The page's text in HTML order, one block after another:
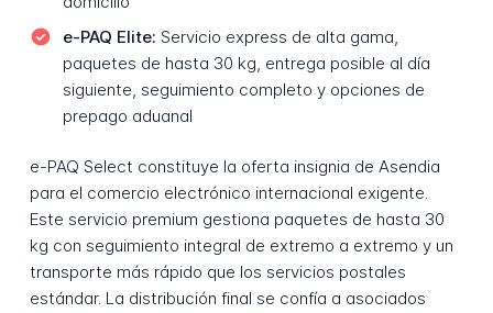
e-PAQ Elite: Servicio express de alta gama,
paquetes de hasta 30 kg, entrega posible al día
siguiente, seguimiento completo y opciones de
prepago aduanal
e-PAQ Select constituye la oferta insignia de Asendia
para el comercio electrónico internacional exigente.
Este servicio premium gestiona paquetes de hasta 30
kg con seguimiento integral de extremo a extremo y un
transporte más rápido que los servicios postales
estándar. La distribución final se confía a asociados